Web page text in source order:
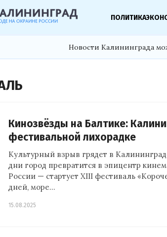
ПОЛИТИКА
Новости Калининграда
Кинозвёзды на Балтике:
фестивальной лихорадке
Культурный взрыв грядет в
дни город превратится в эпицентр
России — стартует XIII фестиваль
дней, море…
15.08.2025